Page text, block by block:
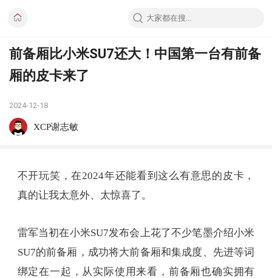
前备厢比小米SU7还大！中国第一台有前备
厢的皮卡来了
2024-12-18
XCP谢志敏
不开玩笑，在2024年还能看到这么有意思的皮卡，
真的让我太意外、太惊喜了。
雷军当初在小米SU7发布会上花了不少笔墨介绍小米
SU7的前备厢，成功将大前备厢和集成度、先进等词
绑定在一起，从实际使用来看，前备厢也确实拥有